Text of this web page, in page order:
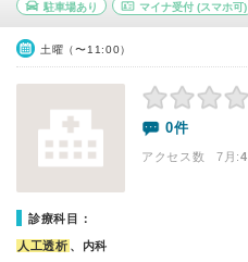
駐車場あり マイナ受付(スマホ可)
土曜（〜11:00）
0件
アクセス数 7月:4
診療科目：
人工透析 、内科